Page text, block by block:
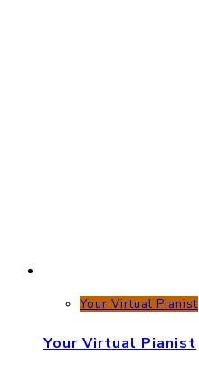
Your Virtual Pianist
Your Virtual Pianist